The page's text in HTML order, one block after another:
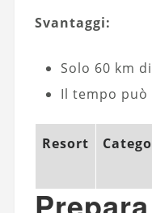
Svantaggi:
Solo 60 km
Il tempo
Resort